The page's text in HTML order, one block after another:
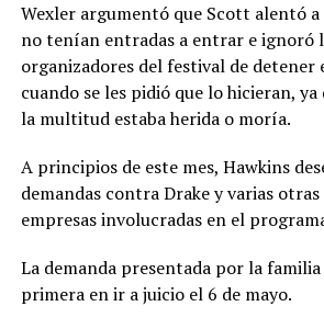
Wexler argumentó que Scott alentó a
no tenían entradas a entrar e ignoró
organizadores del festival de detener
cuando se les pidió que lo hicieran,
la multitud estaba herida o moría.
A principios de este mes, Hawkins
demandas contra Drake y varias
empresas involucradas en el
La demanda presentada por la familia
primera en ir a juicio el 6 de mayo.